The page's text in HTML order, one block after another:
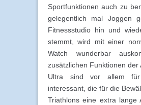
Sportfunktionen auch zu
gelegentlich mal Joggen
Fitnessstudio hin und
stemmt, wird mit einer
Watch wunderbar
zusätzlichen Funktionen der
Ultra sind vor allem für
interessant, die für die
Triathlons eine extra lange